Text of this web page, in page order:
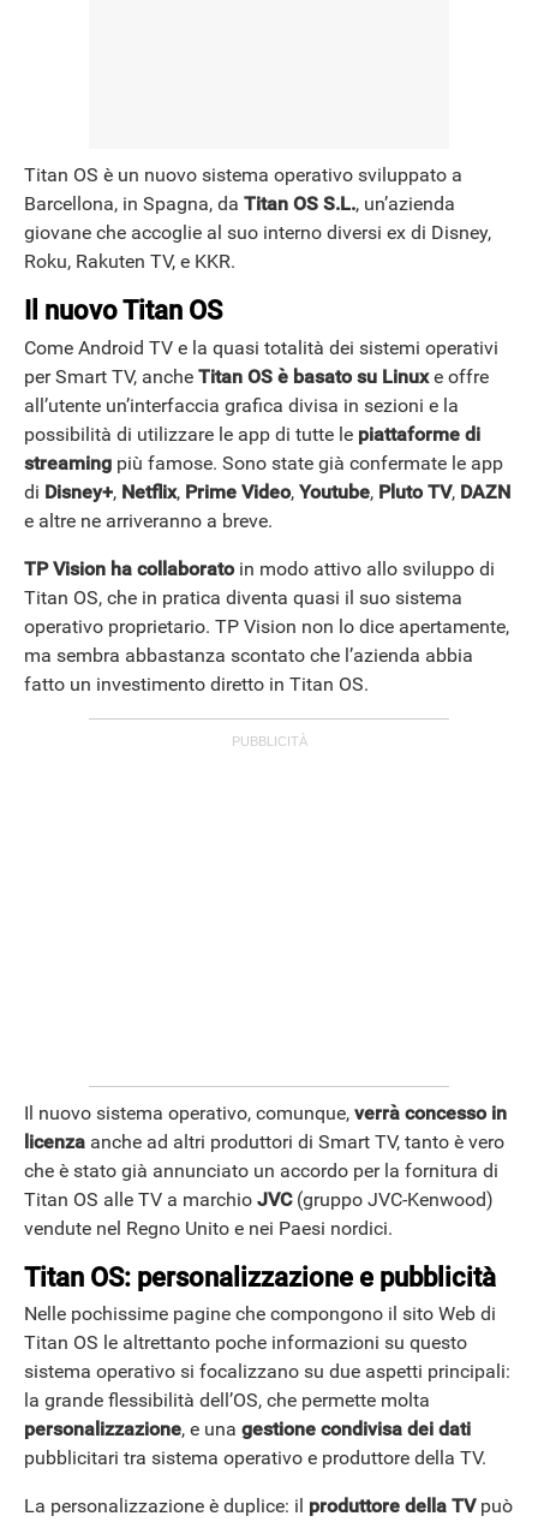
Titan OS è un nuovo sistema operativo sviluppato a
Barcellona, in Spagna, da Titan OS S.L., un’azienda
giovane che accoglie al suo interno diversi ex di Disney,
Roku, Rakuten TV, e KKR.
Il nuovo Titan OS
Come Android TV e la quasi totalità dei sistemi operativi
per Smart TV, anche Titan OS è basato su Linuxe offre
all’utente un’interfaccia grafica divisa in sezioni e la
possibilità di utilizzare le app di tutte le piattaforme di
streaming più famose. Sono state già confermate le app
di Disney+, Netflix, Prime Video, Youtube, Pluto TV, DAZN
e altre ne arriveranno a breve.
TP Vision ha collaboratoin modo attivo allo sviluppo di
Titan OS, che in pratica diventa quasi il suo sistema
operativo proprietario. TP Vision non lo dice apertamente,
ma sembra abbastanza scontato che l’azienda abbia
fatto un investimento diretto in Titan OS.
Il nuovo sistema operativo, comunque, verrà concesso in
licenza anche ad altri produttori di Smart TV, tanto è vero
che è stato già annunciato un accordo per la fornitura di
Titan OS alle TV a marchio JVC(gruppo JVC-Kenwood)
vendute nel Regno Unito e nei Paesi nordici.
Titan OS: personalizzazione e pubblicità
Nelle pochissime pagine che compongono il sito Web di
Titan OS le altrettanto poche informazioni su questo
sistema operativo si focalizzano su due aspetti principali:
la grande flessibilità dell’OS, che permette molta
personalizzazione, e una gestione condivisa dei dati
pubblicitari tra sistema operativo e produttore della TV.
La personalizzazione è duplice: il produttore della TVpuò